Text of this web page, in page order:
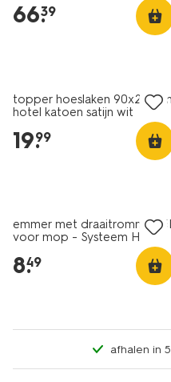
66.
39
topper hoeslaken 90x200cm
hotel katoen satijn wit
19.
99
emmer met draaitrommel
voor mop - Systeem H
8.
49
afhalen in